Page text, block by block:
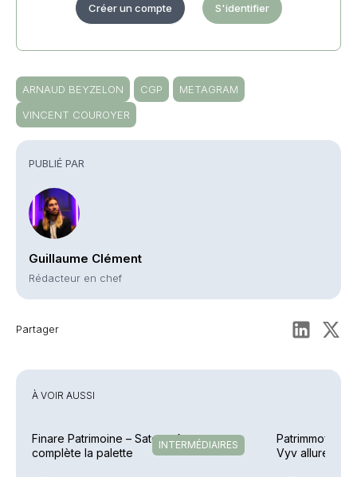
PUBLIÉ PAR
Guillaume Clément
Rédacteur en chef
Partager
Créer un compte S'identifier
ARNAUD BEYZELON CGP
METAGRAM
VINCENT COUROYER
À VOIR AUSSI
INTERMÉDIAIRES
Finare Patrimoine – Sateco Assurance
complète la palette
Patrimmofi –
Vyv allure